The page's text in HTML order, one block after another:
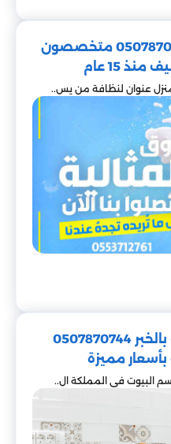
شركة تنظيف بالخبر 0507870744 متخصصون
15 عام
عنوان لنظافة من يس..
شركة مكافحة حشرات بالخبر 0507870744
بأسعار مميزة
البيوت في المملكة ال..